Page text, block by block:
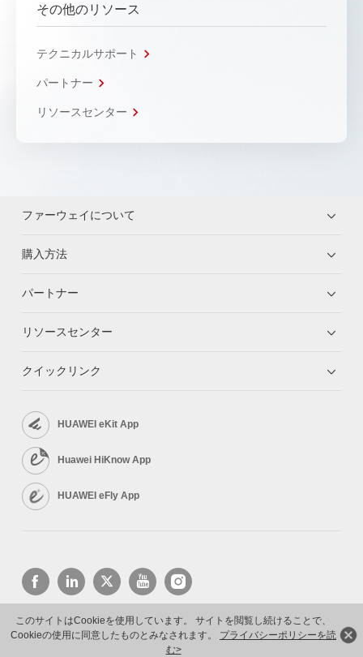
このサイトはCookieを使用しています。 サイトを閲覧し続けることで、
Cookieの使用に同意したものとみなされます。 プライバシーポリシーを読
む>
その他のリソース
テクニカルサポート
パートナー
リソースセンター
ファーウェイについて
購入方法
パートナー
リソースセンター
クイックリンク
HUAWEI eKit App
Huawei HiKnow App
HUAWEI eFly App
Copyright © 2026 Huawei Technologies Co., Ltd. All rights reserved.
プライバシーポリシー